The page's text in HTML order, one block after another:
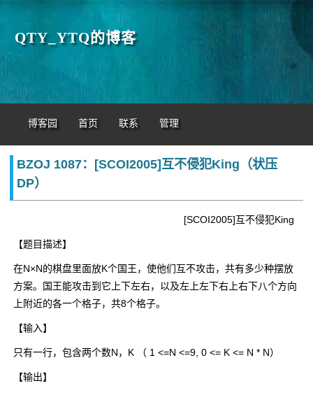
QTY_YTQ的博客
博客园 首页 联系 管理
BZOJ 1087：[SCOI2005]互不侵犯King（状压
DP）
[SCOI2005]互不侵犯King
【题目描述】
在N×N的棋盘里面放K个国王，使他们互不攻击，共有多少种摆放
方案。国王能攻击到它上下左右，以及左上左下右上右下八个方向
上附近的各一个格子，共8个格子。
【输入】
只有一行，包含两个数N，K （ 1 <=N <=9, 0 <= K <= N * N）
【输出】